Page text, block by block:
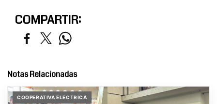
COMPARTIR:
Notas Relacionadas
COOPERATIVA ELECTRICA